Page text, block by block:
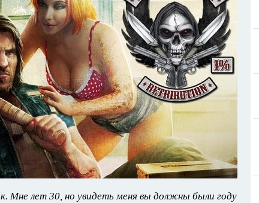
Мне лет 30, но увидеть меня вы должны были году